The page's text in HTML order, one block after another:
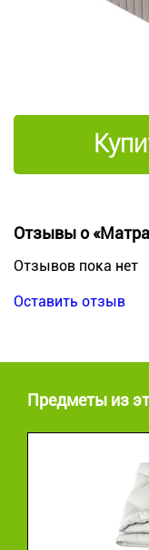
Отзывы о
Отзывов пока нет
Оставить отзыв
Предметы из